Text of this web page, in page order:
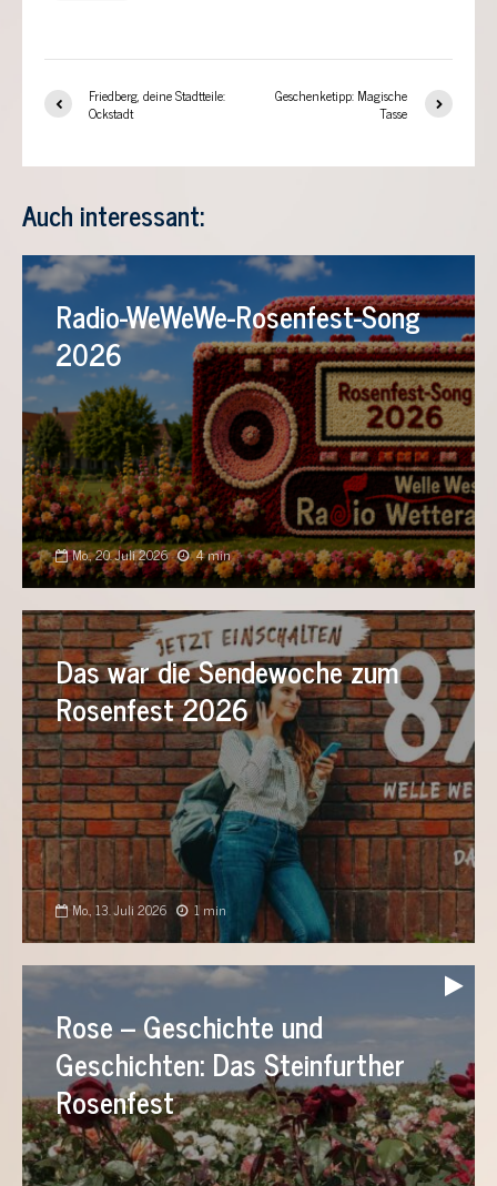
Friedberg, deine Stadtteile:
Ockstadt
Geschenketipp: Magische
Tasse
Auch interessant:
Radio-WeWeWe-Rosenfest-Song
2026
Mo., 20. Juli 2026 4 min
Das war die Sendewoche zum
Rosenfest 2026
Mo., 13. Juli 2026 1 min
Audio-
Player
Rose – Geschichte und
Geschichten: Das Steinfurther
Rosenfest